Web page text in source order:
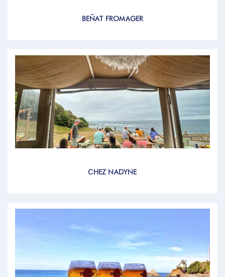
BEÑAT FROMAGER
CHEZ NADYNE